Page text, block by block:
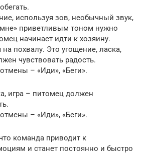
используя зов, необычный звук,
приветливым тоном нужно
начинает идти к хозяину.
на похвалу. Это угощение, ласка,
чувствовать радость.
– «Иди», «Беги».
игра – питомец должен
– «Иди», «Беги».
команда приводит к
и станет постоянно и быстро